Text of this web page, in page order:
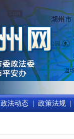
政法动态 政策法规